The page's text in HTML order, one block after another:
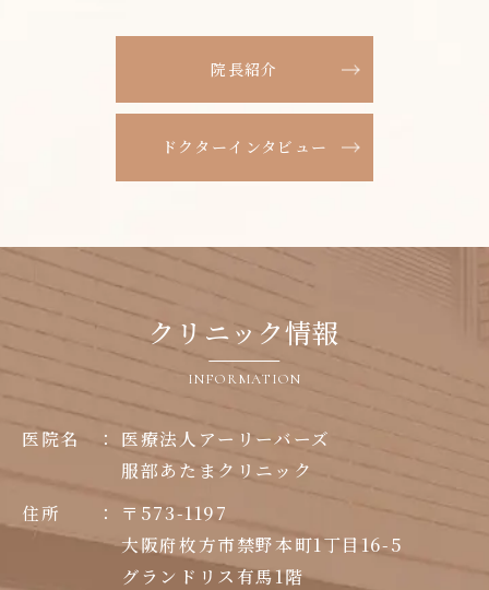
院長紹介
ドクターインタビュー
クリニック情報
INFORMATION
医院名 ：
医療法人アーリーバーズ
服部あたまクリニック
住所
：
〒573-1197
大阪府枚方市禁野本町1丁目16-5
グランドリス有馬1階